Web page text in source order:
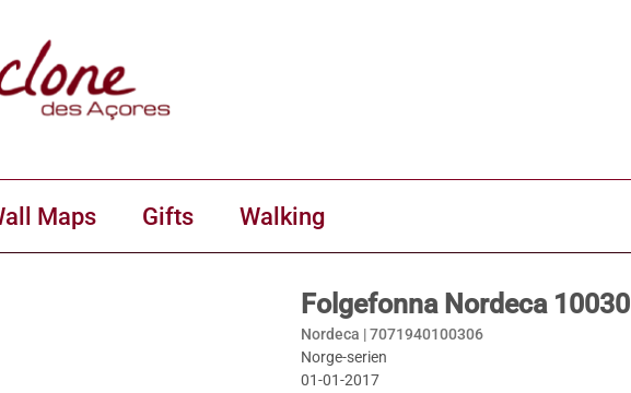
Maps Gifts Walking
Folgefonna Nordeca 10030
Nordeca |7071940100306
Norge-serien
01-01-2017